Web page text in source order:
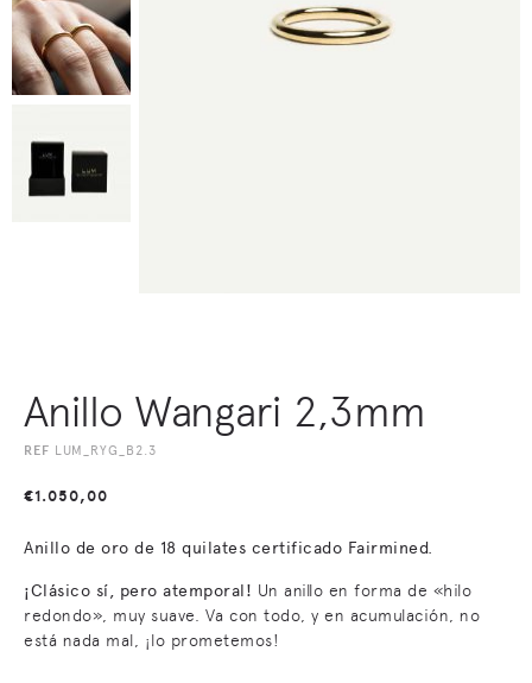
Anillo Wangari 2,3mm
REF LUM_RYG_B2.3
€1.050,00
Anillo de oro de 18 quilates certificado Fairmined.
¡Clásico sí, pero atemporal! Un anillo en forma de «hilo
redondo», muy suave. Va con todo, y en acumulación, no
está nada mal, ¡lo prometemos!